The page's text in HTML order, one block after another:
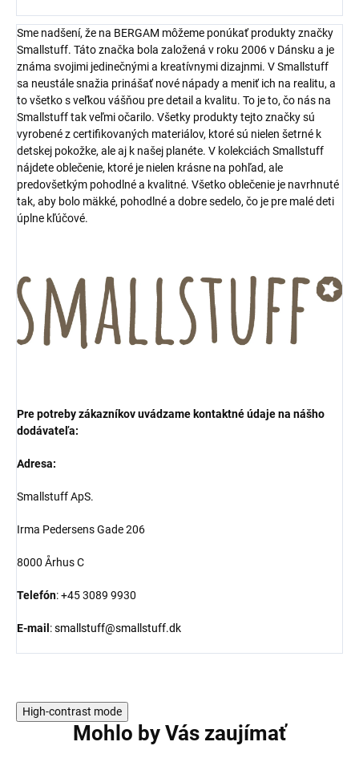
Sme nadšení, že na BERGAM môžeme ponúkať produkty značky
Smallstuff. Táto značka bola založená v roku 2006 v Dánsku a je
známa svojimi jedinečnými a kreatívnymi dizajnmi. V Smallstuff
sa neustále snažia prinášať nové nápady a meniť ich na realitu, a
to všetko s veľkou vášňou pre detail a kvalitu. To je to, čo nás na
Smallstuff tak veľmi očarilo. Všetky produkty tejto značky sú
vyrobené z certifikovaných materiálov, ktoré sú nielen šetrné k
detskej pokožke, ale aj k našej planéte. V kolekciách Smallstuff
nájdete oblečenie, ktoré je nielen krásne na pohľad, ale
predovšetkým pohodlné a kvalitné. Všetko oblečenie je navrhnuté
tak, aby bolo mäkké, pohodlné a dobre sedelo, čo je pre malé deti
úplne kľúčové.
Pre potreby zákazníkov uvádzame kontaktné údaje na nášho
dodávateľa:
Adresa:
Smallstuff ApS.
Irma Pedersens Gade 206
8000 Århus C
Telefón: +45 3089 9930
E-mail :smallstuff@smallstuff.dk
High-contrast mode
Mohlo by Vás zaujímať